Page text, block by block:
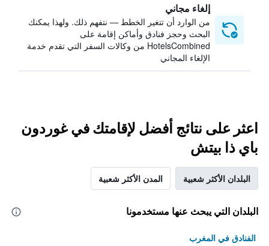
إلغاء مجاني
من الوارد أن تتغير الخطط — نتفهم ذلك. ولهذا يمكنك
البحث وحجز فنادق وأماكن إقامة على
HotelsCombined من وكالات السفر التي تقدم خدمة
الإلغاء المجاني
اعثر على نتائج أفضل لإقامتك في غوردون
باي ذا بيتش
البلدان الأكثر شعبية المدن الأكثر شعبية
البلدان التي يبحث عنها مستخدمونا
الفنادق في المغرب